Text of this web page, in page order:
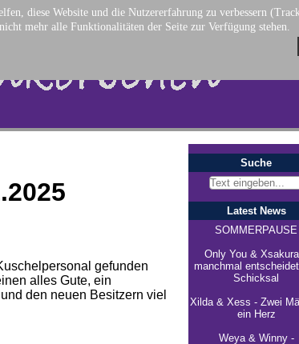
Suche
Latest News
SOMMERPAUSE
Only You &
manchmal
Schicksal
Xilda & Xess - Zwei
ein Herz
Weya & Winny -
gefunden
alles Gute, ein
den neuen Besitzern viel
diese Website und die Nutzererfahrung zu verbessern
mehr alle Funktionalitäten der Seite zur Verfügung stehen.